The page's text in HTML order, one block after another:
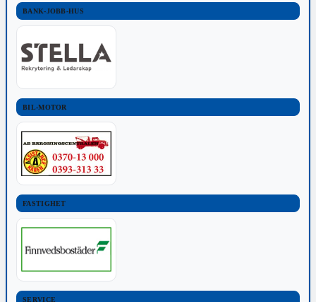
BANK-JOBB-HUS
BIL-MOTOR
FASTIGHET
SERVICE